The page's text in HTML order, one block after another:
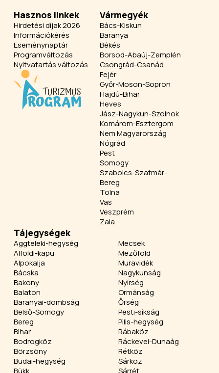
Hasznos linkek
Hirdetési díjak 2026
Információkérés
Eseménynaptár
Programváltozás
Nyitvatartás változás
Vármegyék
Bács-Kiskun
Baranya
Békés
Borsod-Abaúj-Zemplén
Csongrád-Csanád
Fejér
Győr-Moson-Sopron
Hajdú-Bihar
Heves
Jász-Nagykun-Szolnok
Komárom-Esztergom
Nem Magyarország
Nógrád
Pest
Somogy
Szabolcs-Szatmár-
Bereg
Tolna
Vas
Veszprém
Zala
Tájegységek
Aggteleki-hegység
Alföldi-kapu
Alpokalja
Bácska
Bakony
Balaton
Baranyai-dombság
Belső-Somogy
Bereg
Bihar
Bodrogköz
Börzsöny
Budai-hegység
Bükk
Mecsek
Mezőföld
Muravidék
Nagykunság
Nyírség
Ormánság
Őrség
Pesti-síkság
Pilis-hegység
Rábaköz
Ráckevei-Dunaág
Rétköz
Sárköz
Sárrét